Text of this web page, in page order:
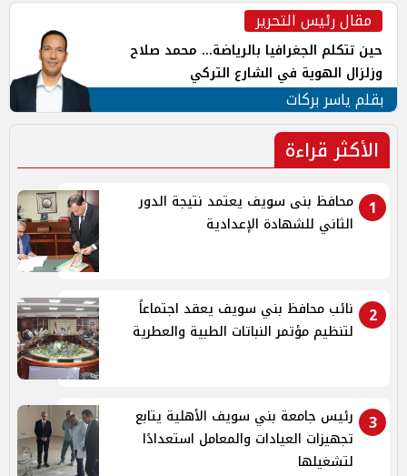
مقال رئيس التحرير
حين تتكلم الجغرافيا بالرياضة... محمد صلاح
وزلزال الهوية في الشارع التركي
بقلم ياسر بركات
الأكثر قراءة
1
محافظ بنى سويف يعتمد نتيجة الدور
الثاني للشهادة الإعدادية
2
نائب محافظ بني سويف يعقد اجتماعاً
لتنظيم مؤتمر النباتات الطبية والعطرية
3
رئيس جامعة بني سويف الأهلية يتابع
تجهيزات العيادات والمعامل استعدادًا
لتشغيلها